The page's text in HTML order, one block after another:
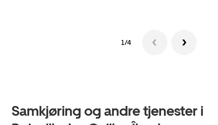
1/4
Samkjøring og andre tjenester i